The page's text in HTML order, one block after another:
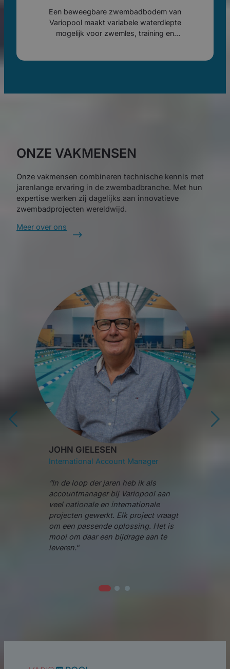
Een beweegbare zwembadbodem van
Variopool maakt variabele waterdiepte
mogelijk voor zwemles, training en
ONZE VAKMENSEN
Onze vakmensen combineren technische kennis met
jarenlange ervaring in de zwembadbranche. Met hun
expertise werken zij dagelijks aan innovatieve
zwembadprojecten wereldwijd.
Meer over ons
Account Manager
jaren heb ik als
bij Variopool aan
en internationale
Elk project vraagt
oplossing. Het is
een bijdrage aan te
DAISY VAN DIJK
Coördinator Service
Onderhoud bij
van onze
ervoor dat
verlopen en dat
en klanten goed
ondersteund. Door
houden en snel te